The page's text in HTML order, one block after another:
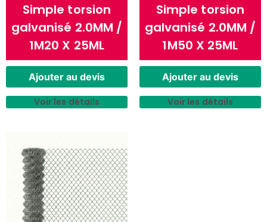
Simple torsion
galvanisé 2.0MM /
1M20 X 25ML
Ajouter au devis
Voir les détails
Simple torsion
galvanisé 2.0MM /
1M50 X 25ML
Ajouter au devis
Voir les détails